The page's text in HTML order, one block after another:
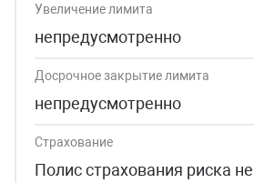
Увеличение лимита
непредусмотренно
Досрочное закрытие лимита
непредусмотренно
Страхование
Полис страхования риска